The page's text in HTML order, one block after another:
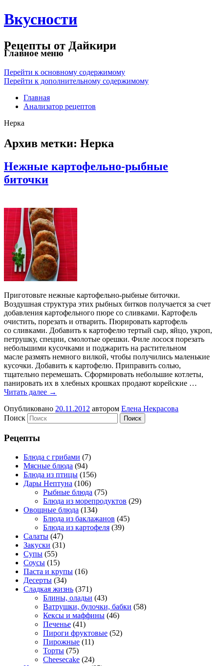
Вкусности
Рецепты от Дайкири
Главное меню
Перейти к основному содержимому
Перейти к дополнительному содержимому
Главная
Анализатор рецептов
Нерка
Архив метки: Нерка
Нежные картофельно-рыбные
биточки
Приготовьте нежные картофельно-рыбные биточки.
Воздушная структура этих рыбных битков получается за счет
добавления картофельного пюре со сливками. Картофель
очистить, порезать и отварить. Пюрировать картофель
со сливками. Добавить к картофелю тертый сыр, яйцо, укроп,
петрушку, специи, смолотые орешки. Филе лосося порезать
небольшими кусочками и поджарить на растительном
масле размять немного вилкой, чтобы получились маленькие
кусочки. Добавить к картофелю. Приправить солью,
тщательно перемешать. Сформировать небольшие котлеты,
панировать их в хлебных крошках продают корейские …
Читать далее →
Опубликовано 20.11.2012 автором Елена Некрасова
Поиск
Рецепты
Блюда с грибами (7)
Мясные блюда (94)
Блюда из птицы (156)
Дары Нептуна (106)
Рыбные блюда (75)
Блюда из морепродуктов (29)
Овощные блюда (134)
Блюда из баклажанов (45)
Блюда из картофеля (39)
Салаты (47)
Закуски (31)
Супы (55)
Соусы (15)
Паста и крупы (16)
Десерты (34)
Сладкая жизнь (371)
Блины, оладьи (43)
Ватрушки, булочки, бабки (58)
Кексы и маффины (46)
Печенье (41)
Пироги фруктовые (52)
Пирожные (11)
Торты (75)
Cheesecake (24)